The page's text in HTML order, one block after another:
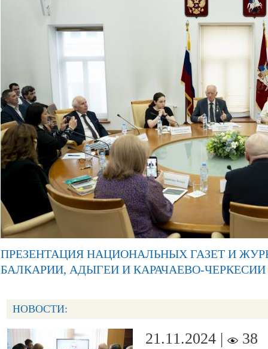
ПРЕЗЕНТАЦИЯ НАЦИОНАЛЬНЫХ ГАЗЕТ И
БАЛКАРИИ, АДЫГЕИ И КАРАЧАЕВО-
НОВОСТИ:
21.11.2024 | 38